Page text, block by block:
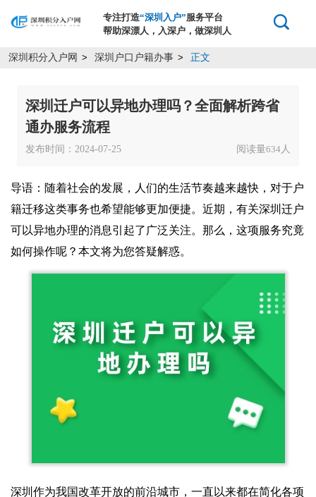
专注打造“深圳入户”服务平台
帮助深漂人，入深户，做深圳人
深圳积分入户网 > 深圳户口户籍办事 > 正文
深圳迁户可以异地办理吗？全面解析跨省
通办服务流程
发布时间：2024-07-25 阅读量634 人
导语：随着社会的发展，人们的生活节奏越来越快，对于户
籍迁移这类事务也希望能够更加便捷。近期，有关深圳迁户
可以异地办理的消息引起了广泛关注。那么，这项服务究竟
如何操作呢？本文将为您答疑解惑。
深圳作为我国改革开放的前沿城市，一直以来都在简化各项